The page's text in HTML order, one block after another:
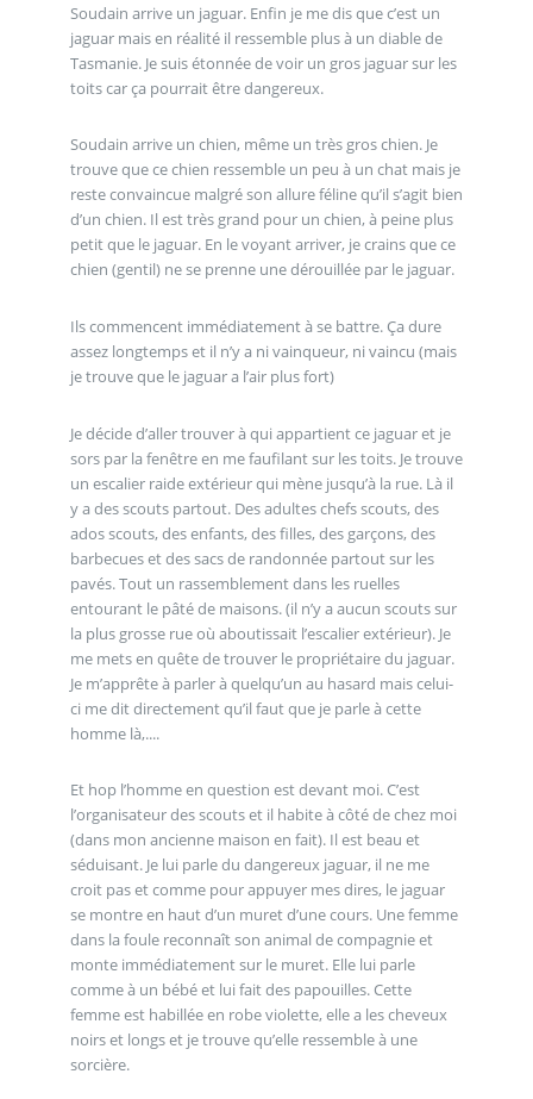
Soudain arrive un jaguar. Enfin je me dis que c’est un
jaguar mais en réalité il ressemble plus à un diable de
Tasmanie. Je suis étonnée de voir un gros jaguar sur les
toits car ça pourrait être dangereux.
Soudain arrive un chien, même un très gros chien. Je
trouve que ce chien ressemble un peu à un chat mais je
reste convaincue malgré son allure féline qu’il s’agit bien
d’un chien. Il est très grand pour un chien, à peine plus
petit que le jaguar. En le voyant arriver, je crains que ce
chien (gentil) ne se prenne une dérouillée par le jaguar.
Ils commencent immédiatement à se battre. Ça dure
assez longtemps et il n’y a ni vainqueur, ni vaincu (mais
je trouve que le jaguar a l’air plus fort)
Je décide d’aller trouver à qui appartient ce jaguar et je
sors par la fenêtre en me faufilant sur les toits. Je trouve
un escalier raide extérieur qui mène jusqu’à la rue. Là il
y a des scouts partout. Des adultes chefs scouts, des
ados scouts, des enfants, des filles, des garçons, des
barbecues et des sacs de randonnée partout sur les
pavés. Tout un rassemblement dans les ruelles
entourant le pâté de maisons. (il n’y a aucun scouts sur
la plus grosse rue où aboutissait l’escalier extérieur). Je
me mets en quête de trouver le propriétaire du jaguar.
Je m’apprête à parler à quelqu’un au hasard mais celui-
ci me dit directement qu’il faut que je parle à cette
homme là,....
Et hop l’homme en question est devant moi. C’est
l’organisateur des scouts et il habite à côté de chez moi
(dans mon ancienne maison en fait). Il est beau et
séduisant. Je lui parle du dangereux jaguar, il ne me
croit pas et comme pour appuyer mes dires, le jaguar
se montre en haut d’un muret d’une cours. Une femme
dans la foule reconnaît son animal de compagnie et
monte immédiatement sur le muret. Elle lui parle
comme à un bébé et lui fait des papouilles. Cette
femme est habillée en robe violette, elle a les cheveux
noirs et longs et je trouve qu’elle ressemble à une
sorcière.